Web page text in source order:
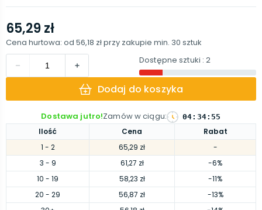
Ilość Cena
Rabat
1 - 2 65,29 zł
-
3 - 9 61,27 zł
-6%
10 - 19 58,23 zł
-11%
20 - 29 56,87 zł
-13%
65,29 zł
Cena hurtowa: od 56,18 złprzy zakupie min. 30 sztuk
Dostępne sztuki : 2
Dodaj do koszyka
Dostawa jutro!Zamów w ciągu: 04: 34: 54